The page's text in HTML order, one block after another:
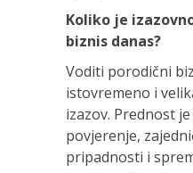
Koliko je
biznis danas?
Voditi porodični
istovremeno i
izazov. Prednost
povjerenje,
pripadnosti i